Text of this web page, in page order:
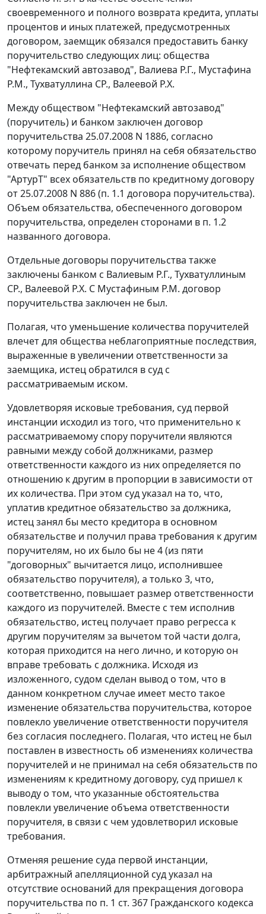
своевременного и полного возврата кредита, уплаты
процентов и иных платежей, предусмотренных
договором, заемщик обязался предоставить банку
поручительство следующих лиц: общества
"Нефтекамский автозавод", Валиева Р.Г., Мустафина
P.M., Тухватуллина СР., Валеевой Р.Х.
Между обществом "Нефтекамский автозавод"
(поручитель) и банком заключен договор
поручительства 25.07.2008 N 1886, согласно
которому поручитель принял на себя обязательство
отвечать перед банком за исполнение обществом
"АртурТ" всех обязательств по кредитному договору
от 25.07.2008 N 886 (п. 1.1 договора поручительства).
Объем обязательства, обеспеченного договором
поручительства, определен сторонами в п. 1.2
названного договора.
Отдельные договоры поручительства также
заключены банком с Валиевым Р.Г., Тухватуллиным
СР., Валеевой Р.Х. С Мустафиным P.M. договор
поручительства заключен не был.
Полагая, что уменьшение количества поручителей
влечет для общества неблагоприятные последствия,
выраженные в увеличении ответственности за
заемщика, истец обратился в суд с
рассматриваемым иском.
Удовлетворяя исковые требования, суд первой
инстанции исходил из того, что применительно к
рассматриваемому спору поручители являются
равными между собой должниками, размер
ответственности каждого из них определяется по
отношению к другим в пропорции в зависимости от
их количества. При этом суд указал на то, что,
уплатив кредитное обязательство за должника,
истец занял бы место кредитора в основном
обязательстве и получил права требования к другим
поручителям, но их было бы не 4 (из пяти
"договорных" вычитается лицо, исполнившее
обязательство поручителя), а только 3, что,
соответственно, повышает размер ответственности
каждого из поручителей. Вместе с тем исполнив
обязательство, истец получает право регресса к
другим поручителям за вычетом той части долга,
которая приходится на него лично, и которую он
вправе требовать с должника. Исходя из
изложенного, судом сделан вывод о том, что в
данном конкретном случае имеет место такое
изменение обязательства поручительства, которое
повлекло увеличение ответственности поручителя
без согласия последнего. Полагая, что истец не был
поставлен в известность об изменениях количества
поручителей и не принимал на себя обязательств по
изменениям к кредитному договору, суд пришел к
выводу о том, что указанные обстоятельства
повлекли увеличение объема ответственности
поручителя, в связи с чем удовлетворил исковые
требования.
Отменяя решение суда первой инстанции,
арбитражный апелляционной суд указал на
отсутствие оснований для прекращения договора
поручительства по п. 1 ст. 367 Гражданского кодекса